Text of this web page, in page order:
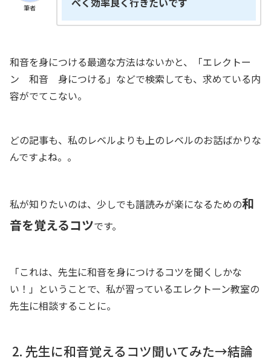
筆者
和音を身につける最適な方法はないかと、「エレクトー
ン 和音 身につける」などで検索しても、求めている内
容がでてこない。
どの記事も、私のレベルよりも上のレベルのお話ばかりな
んですよね。。
私が知りたいのは、少しでも譜読みが楽になるための和
音を覚えるコツです。
「これは、先生に和音を身につけるコツを聞くしかな
い！」ということで、私が習っているエレクトーン教室の
先生に相談することに。
先生に和音覚えるコツ聞いてみた→結論